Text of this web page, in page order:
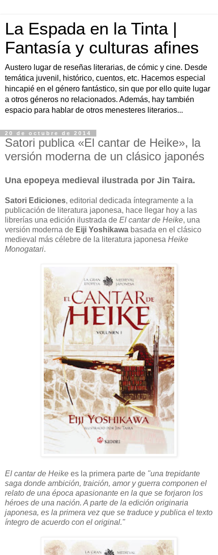
La Espada en la Tinta |
Fantasía y culturas afines
Austero lugar de reseñas literarias, de cómic y cine. Desde
temática juvenil, histórico, cuentos, etc. Hacemos especial
hincapié en el género fantástico, sin que por ello quite lugar
a otros géneros no relacionados. Además, hay también
espacio para hablar de otros menesteres literarios...
20 de octubre de 2014
Satori publica «El cantar de Heike», la
versión moderna de un clásico japonés
Una epopeya medieval ilustrada por Jin Taira.
Satori Ediciones, editorial dedicada íntegramente a la
publicación de literatura japonesa, hace llegar hoy a las
librerías una edición ilustrada de El cantar de Heike, una
versión moderna de Eiji Yoshikawa basada en el clásico
medieval más célebre de la literatura japonesa Heike
Monogatari.
El cantar de Heike es la primera parte de "una trepidante
saga donde ambición, traición, amor y guerra componen el
relato de una época apasionante en la que se forjaron los
héroes de una nación. A parte de la edición originaria
japonesa, es la primera vez que se traduce y publica el texto
íntegro de acuerdo con el original."